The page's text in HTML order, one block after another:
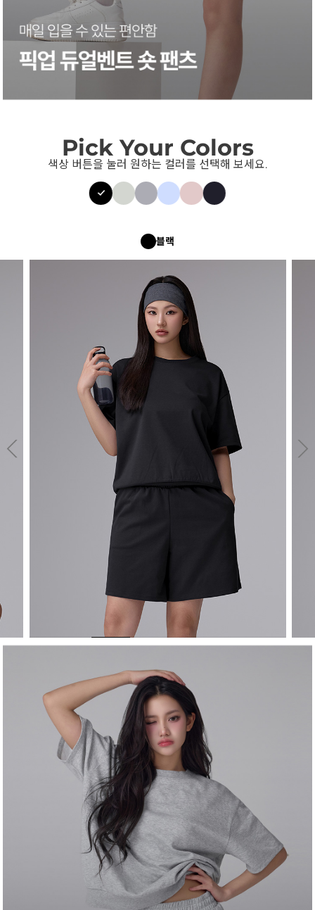
Pick Your Colors
색상 버튼을 눌러 원하는 컬러를 선택해 보세요.
블랙